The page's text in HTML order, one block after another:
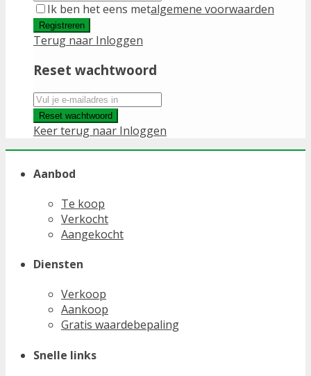
Ik ben het eens metalgemene voorwaarden
Registreren
Terug naar Inloggen
Reset wachtwoord
Reset wachtwoord
Keer terug naar Inloggen
Aanbod
Te koop
Verkocht
Aangekocht
Diensten
Verkoop
Aankoop
Gratis waardebepaling
Snelle links